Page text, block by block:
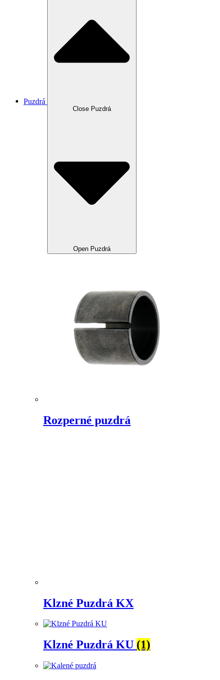
Puzdrá
Close Puzdrá
Open Puzdrá
Rozperné puzdrá
Klzné Puzdrá KX
Klzné Puzdrá KU (1)